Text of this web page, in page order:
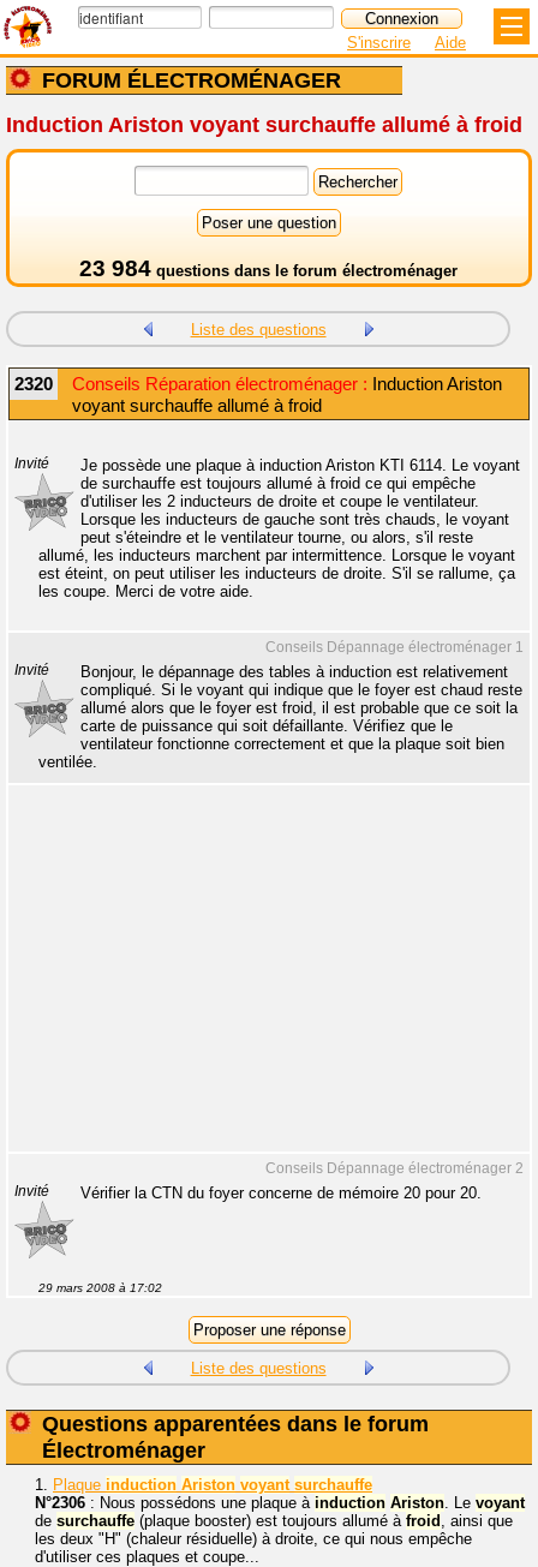
FORUM ÉLECTROMÉNAGER
S'inscrire Aide
Induction Ariston voyant surchauffe allumé à froid
23 984 questions dans le forum électroménager
Liste des questions
2320 Conseils Réparation électroménager : Induction Ariston
voyant surchauffe allumé à froid
Invité
Je possède une plaque à induction Ariston KTI 6114. Le voyant
de surchauffe est toujours allumé à froid ce qui empêche
d'utiliser les 2 inducteurs de droite et coupe le ventilateur.
Lorsque les inducteurs de gauche sont très chauds, le voyant
peut s'éteindre et le ventilateur tourne, ou alors, s'il reste
allumé, les inducteurs marchent par intermittence. Lorsque le voyant
est éteint, on peut utiliser les inducteurs de droite. S'il se rallume, ça
les coupe. Merci de votre aide.
Conseils Dépannage électroménager 1
Invité
Bonjour, le dépannage des tables à induction est relativement
compliqué. Si le voyant qui indique que le foyer est chaud reste
allumé alors que le foyer est froid, il est probable que ce soit la
carte de puissance qui soit défaillante. Vérifiez que le
ventilateur fonctionne correctement et que la plaque soit bien
ventilée.
Conseils Dépannage électroménager 2
Invité Vérifier la CTN du foyer concerne de mémoire 20 pour 20.
29 mars 2008 à 17:02
Liste des questions
Questions apparentées dans le forum
Électroménager
1. Plaque induction Ariston voyant surchauffe
N°2306 : Nous possédons une plaque à induction Ariston. Le voyant
de surchauffe (plaque booster) est toujours allumé à froid , ainsi que
les deux "H" (chaleur résiduelle) à droite, ce qui nous empêche
d'utiliser ces plaques et coupe...